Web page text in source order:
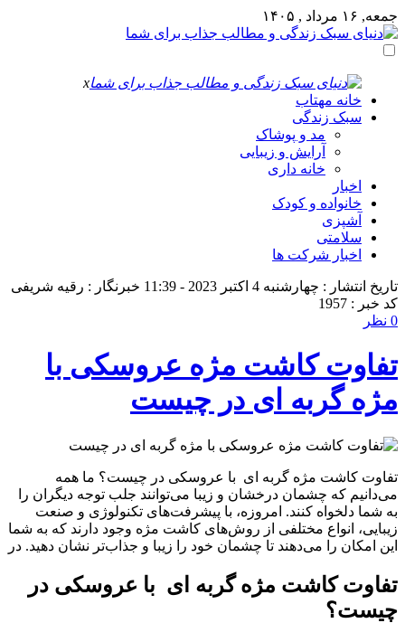
جمعه, ۱۶ مرداد , ۱۴۰۵
x
خانه مهتاب
سبک زندگی
مد و پوشاک
آرایش و زیبایی
خانه داری
اخبار
خانواده و کودک
آشپزی
سلامتی
اخبار شرکت ها
تاریخ انتشار : چهارشنبه 4 اکتبر 2023 - 11:39
خبرنگار : رقیه شریفی
کد خبر : 1957
0 نظر
تفاوت کاشت مژه عروسکی با
مژه گربه ای در چیست
تفاوت کاشت مژه گربه ای با عروسکی در چیست؟ ما همه
می‌دانیم که چشمان درخشان و زیبا می‌توانند جلب توجه دیگران را
به شما دلخواه کنند. امروزه، با پیشرفت‌های تکنولوژی و صنعت
زیبایی، انواع مختلفی از روش‌های کاشت مژه وجود دارند که به شما
این امکان را می‌دهند تا چشمان خود را زیبا و جذاب‌تر نشان دهید. در
تفاوت کاشت مژه گربه ای با عروسکی در
چیست؟